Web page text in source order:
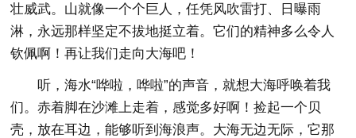
壮威武。山就像一个个巨人，任凭风吹雷打、日曝雨
淋，永远那样坚定不拔地挺立着。它们的精神多么令人
钦佩啊！再让我们走向大海吧！
听，海水“哗啦，哗啦”的声音，就想大海呼唤着我
们。赤着脚在沙滩上走着，感觉多好啊！捡起一个贝
壳，放在耳边，能够听到海浪声。大海无边无际，它那